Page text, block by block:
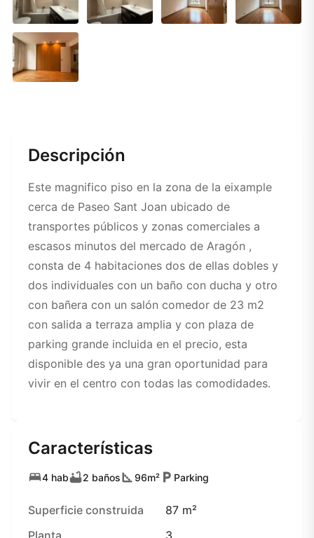
Descripción
Este magnifico piso en la zona de la eixample
cerca de Paseo Sant Joan ubicado de
transportes públicos y zonas comerciales a
escasos minutos del mercado de Aragón ,
consta de 4 habitaciones dos de ellas dobles y
dos individuales con un baño con ducha y otro
con bañera con un salón comedor de 23 m2
con salida a terraza amplia y con plaza de
parking grande incluida en el precio, esta
disponible des ya una gran oportunidad para
vivir en el centro con todas las comodidades.
Características
4 hab 2 baños 96m² Parking
Superficie construida
87 m²
Planta
3